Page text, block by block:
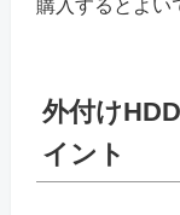
購入するとよい
外付け
イント